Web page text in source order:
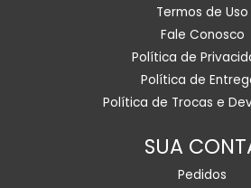
Termos de Uso
Fale Conosco
Política de
Política de
Política de Trocas e
SUA
Pedidos